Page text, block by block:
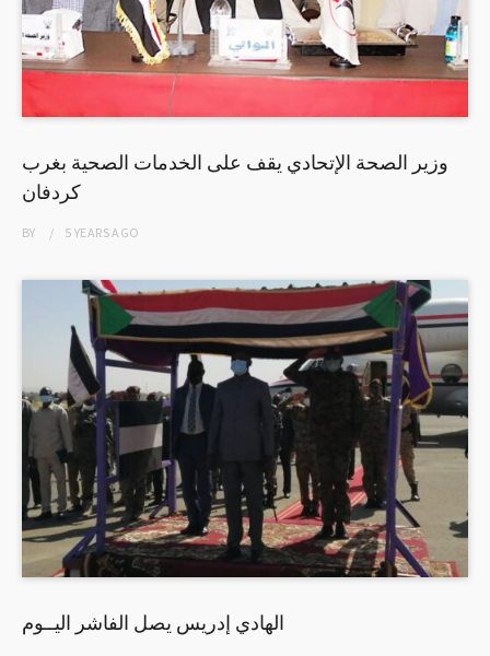
وزير الصحة الإتحادي يقف على الخدمات الصحية بغرب
كردفان
BY 5 YEARSAGO
الهادي إدريس يصل الفاشر اليــوم